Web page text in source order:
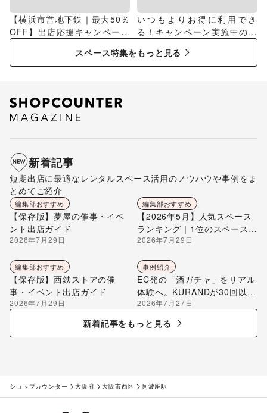
【横浜市営地下鉄｜最大50％
OFF】出店応援キャンペーン
特集
いつもよりお得に利用でき
る！キャンペーン実施中のス
スペース特集をもっと見る
新着記事
短期出店に最適なレンタルスペース活用のノウハウや事例をま
とめてご紹介
編集部おすすめ
【保存版】夢屋の催事・イベ
ント出店ガイド
2026年7月29日
編集部おすすめ
【2026年5月】人気スペース
ランキング｜1位のスペースを
編集部が解説
2026年7月29日
編集部おすすめ
【保存版】西鉄ストアの催
事・イベント出店ガイド
2026年7月29日
事例紹介
EC発の「酒ガチャ」をリアル
体験へ。KURANDが30回以上
のポップアップ出店で届け
る“新しいお酒との出会い”
2026年7月27日
新着記事をもっと見る
ショップカウンター 大阪府 大阪市西区 阿波座駅